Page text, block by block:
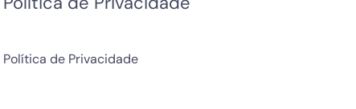
Política de Privacidade